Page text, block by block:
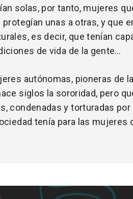
solas, por tanto, mujeres
protegían unas a otras, y que
es decir, que tenían
de vida de la gente…
autónomas, pioneras de
siglos la sororidad, pero
condenadas y torturadas por
tenía para las mujeres